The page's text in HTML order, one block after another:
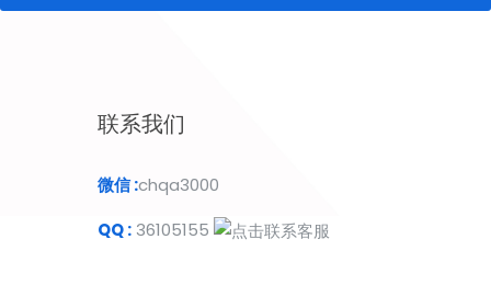
联系我们
微信 :chqa3000
QQ : 36105155